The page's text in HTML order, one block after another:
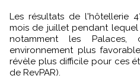
Les résultats de l'hôtellerie
mois de juillet pendant
notamment les
environnement plus
révèle plus difficile pour ces
de RevPAR).